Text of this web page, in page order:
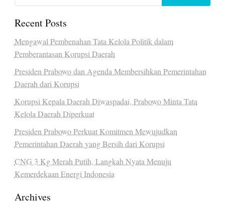
Recent Posts
Mengawal Pembenahan Tata Kelola Politik dalam
Pemberantasan Korupsi Daerah
Presiden Prabowo dan Agenda Membersihkan Pemerintahan
Daerah dari Korupsi
Korupsi Kepala Daerah Diwaspadai, Prabowo Minta Tata
Kelola Daerah Diperkuat
Presiden Prabowo Perkuat Komitmen Mewujudkan
Pemerintahan Daerah yang Bersih dari Korupsi
CNG 3 Kg Merah Putih, Langkah Nyata Menuju
Kemerdekaan Energi Indonesia
Archives